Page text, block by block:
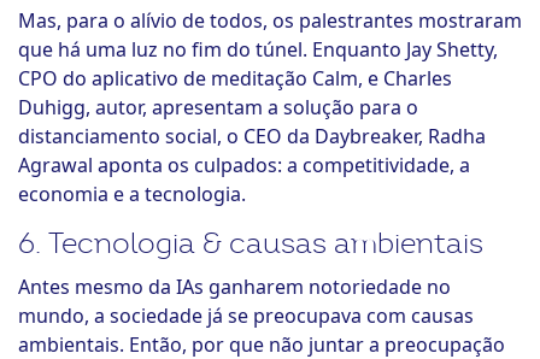
Mas, para o alívio de todos, os palestrantes mostraram
que há uma luz no fim do túnel. Enquanto Jay Shetty,
CPO do aplicativo de meditação Calm, e Charles
Duhigg, autor, apresentam a solução para o
distanciamento social, o CEO da Daybreaker, Radha
Agrawal aponta os culpados: a competitividade, a
economia e a tecnologia.
6. Tecnologia & causas ambientais
Antes mesmo da IAs ganharem notoriedade no
mundo, a sociedade já se preocupava com causas
ambientais. Então, por que não juntar a preocupação